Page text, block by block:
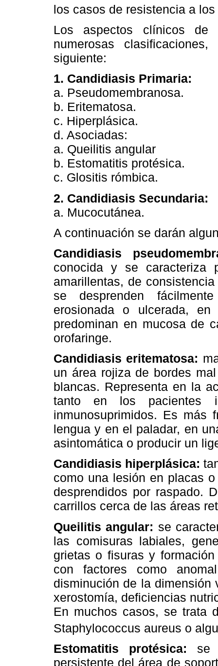
los casos de resistencia a
Los aspectos clínicos
numerosas
siguiente:
1. Candidiasis Primaria:
a. Pseudomembranosa.
b. Eritematosa.
c. Hiperplásica.
d. Asociadas:
a. Queilitis angular
b. Estomatitis protésica.
c. Glositis rómbica.
2. Candidiasis Secundaria:
a. Mucocutánea.
A continuación se darán
Candidiasis
conocida y se caracteriza
amarillentas, de
se desprenden
erosionada o ulcerada, en
predominan en mucosa de
orofaringe.
Candidiasis eritematosa:
un área rojiza de bordes
blancas. Representa en la
tanto en los pacientes
inmunosuprimidos. Es más
lengua y en el paladar, en
asintomática o producir un
Candidiasis hiperplásica:
como una lesión en placas
desprendidos por raspado.
carrillos cerca de las áreas
Queilitis angular: se
las comisuras labiales,
grietas o fisuras y
con factores como
disminución de la dimensión
xerostomía, deficiencias
En muchos casos, se trata
Staphylococcus aureus o
Estomatitis protésica: se
persistente del área de